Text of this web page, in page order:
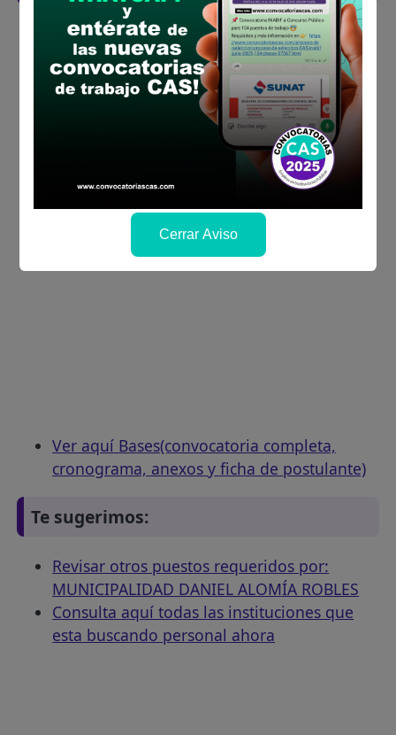
Ver aquí Bases(convocatoria completa,
cronograma, anexos y ficha de postulante)
Te sugerimos:
Revisar otros puestos requeridos por:
MUNICIPALIDAD DANIEL ALOMÍA ROBLES
Consulta aquí todas las instituciones que
esta buscando personal ahora
Cerrar Aviso